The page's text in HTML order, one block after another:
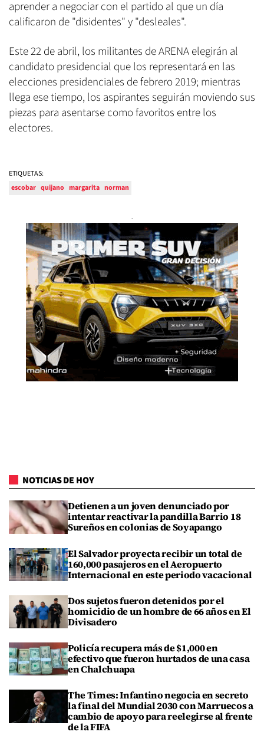
aprender a negociar con el partido al que un día
calificaron de "disidentes" y "desleales".
Este 22 de abril, los militantes de ARENA elegirán al
candidato presidencial que los representará en las
elecciones presidenciales de febrero 2019; mientras
llega ese tiempo, los aspirantes seguirán moviendo sus
piezas para asentarse como favoritos entre los
electores.
ETIQUETAS:
escobar quijano margarita norman
NOTICIAS DE HOY
Detienen a un joven denunciado por
intentar reactivar la pandilla Barrio 18
Sureños en colonias de Soyapango
El Salvador proyecta recibir un total de
160,000 pasajeros en el Aeropuerto
Internacional en este periodo vacacional
Dos sujetos fueron detenidos por el
homicidio de un hombre de 66 años en El
Divisadero
Policía recupera más de $1,000 en
efectivo que fueron hurtados de una casa
en Chalchuapa
The Times: Infantino negocia en secreto
la final del Mundial 2030 con Marruecos a
cambio de apoyo para reelegirse al frente
de la FIFA